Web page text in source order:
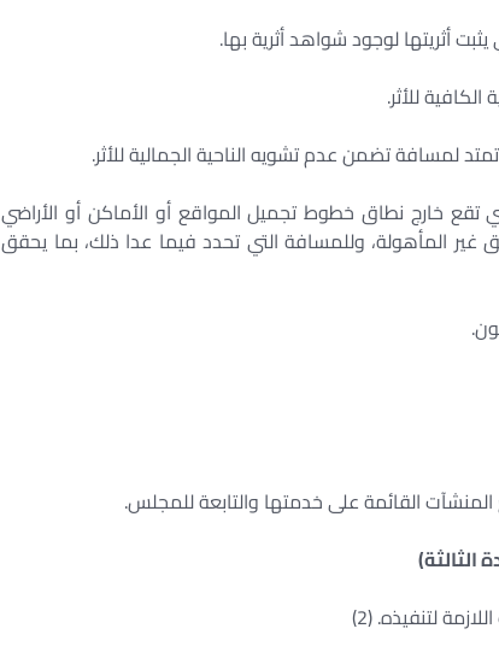
أثريتها لوجود شواهد أثرية بها.
للأثر.
لمسافة تضمن عدم تشويه الناحية الجمالية للأثر.
تقع خارج نطاق خطوط تجميل المواقع أو الأماكن أو الأراضي
غير المأهولة، وللمسافة التي تحدد فيما عدا ذلك، بما يحقق
القائمة على خدمتها والتابعة للمجلس.
الثالثة)
لتنفيذه. (2)